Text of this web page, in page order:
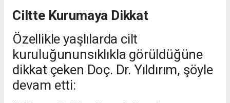
Ciltte Kurumaya Dikkat
Özellikle yaşlılarda cilt
kuruluğununsıklıkla görüldüğüne
dikkat çeken Doç. Dr. Yıldırım, şöyle
devam etti: